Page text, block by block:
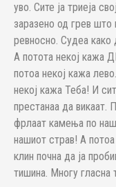
уво. Сите ја триеја
заразено од грев
ревносно. Судеа како
А потота некој кажа
потоа некој кажа
некој кажа Теба! И
престанаа да викаат.
фрлаат камења по
нашиот страв! А
клин почна да ја
тишина. Многу гласна